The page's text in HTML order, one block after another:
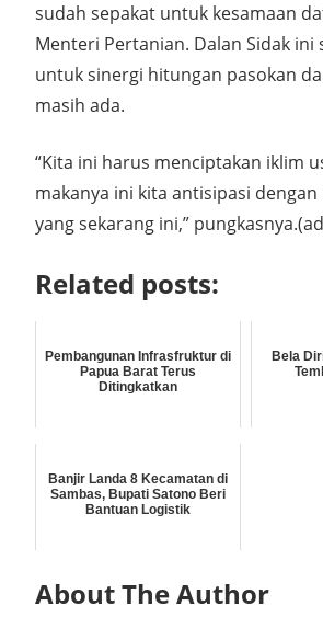
sudah sepakat untuk kesamaan
Menteri Pertanian. Dalan Sidak ini
untuk sinergi hitungan pasokan
masih ada.
“Kita ini harus menciptakan iklim
makanya ini kita antisipasi
yang sekarang ini,”
Related posts:
Pembangunan Infrasfruktur di
Papua Barat Terus
Ditingkatkan
Bela
Banjir Landa 8 Kecamatan di
Sambas, Bupati Satono Beri
Bantuan Logistik
About The Author